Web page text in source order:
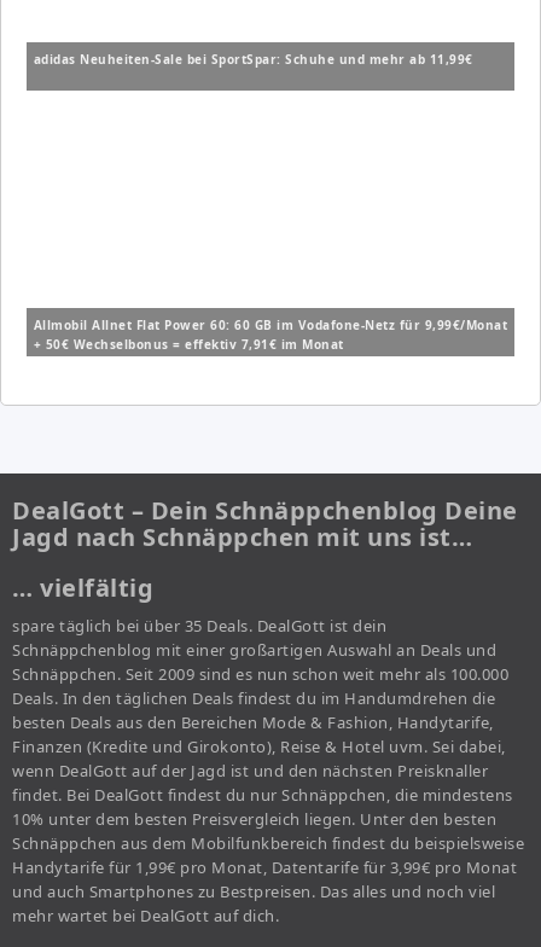
adidas Neuheiten-Sale bei SportSpar: Schuhe und mehr ab 11,99€
Allmobil Allnet Flat Power 60: 60 GB im Vodafone-Netz für 9,99€/Monat
+ 50€ Wechselbonus = effektiv 7,91€ im Monat
DealGott – Dein Schnäppchenblog Deine
Jagd nach Schnäppchen mit uns ist…
… vielfältig
spare täglich bei über 35 Deals. DealGott ist dein
Schnäppchenblog mit einer großartigen Auswahl an Deals und
Schnäppchen. Seit 2009 sind es nun schon weit mehr als 100.000
Deals. In den täglichen Deals findest du im Handumdrehen die
besten Deals aus den Bereichen Mode & Fashion, Handytarife,
Finanzen (Kredite und Girokonto), Reise & Hotel uvm. Sei dabei,
wenn DealGott auf der Jagd ist und den nächsten Preisknaller
findet. Bei DealGott findest du nur Schnäppchen, die mindestens
10% unter dem besten Preisvergleich liegen. Unter den besten
Schnäppchen aus dem Mobilfunkbereich findest du beispielsweise
Handytarife für 1,99€ pro Monat, Datentarife für 3,99€ pro Monat
und auch Smartphones zu Bestpreisen. Das alles und noch viel
mehr wartet bei DealGott auf dich.